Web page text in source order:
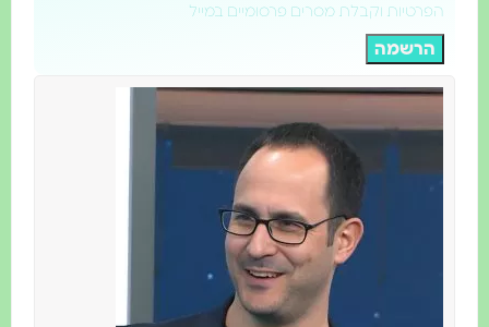
הפרטיות וקבלת מסרים פרסומיים במייל
הרשמה